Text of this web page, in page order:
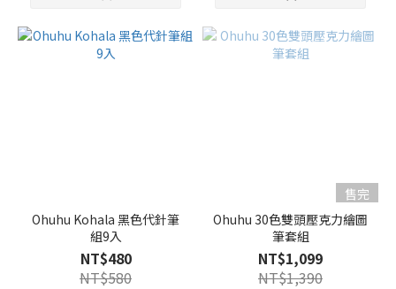
Ohuhu Kohala 黑色代針筆
組9入
NT$480
NT$580
售完
Ohuhu 30色雙頭壓克力繪圖
筆套組
NT$1,099
NT$1,390